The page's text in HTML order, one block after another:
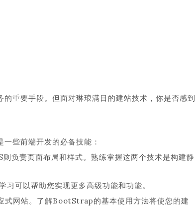
重要手段。但面对琳琅满目的建站技术，你是否感到
些前端开发的必备技能：
负责页面布局和样式。熟练掌握这两个技术是构建静
可以帮助您实现更多高级功能和功能。
网站。了解BootStrap的基本使用方法将使您的建